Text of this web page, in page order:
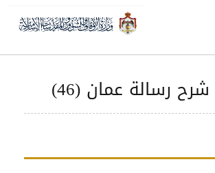
رسالة عمان (46)